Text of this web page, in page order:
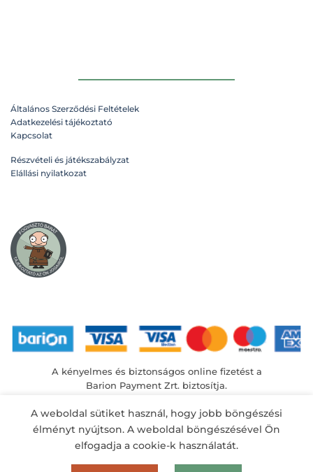
Általános Szerződési Feltételek
Adatkezelési tájékoztató
Kapcsolat
Részvételi és játékszabályzat
Elállási nyilatkozat
A kényelmes és biztonságos online fizetést a
Barion Payment Zrt. biztosítja.
A weboldal sütiket használ, hogy jobb böngészési
élményt nyújtson. A weboldal böngészésével Ön
elfogadja a cookie-k használatát.